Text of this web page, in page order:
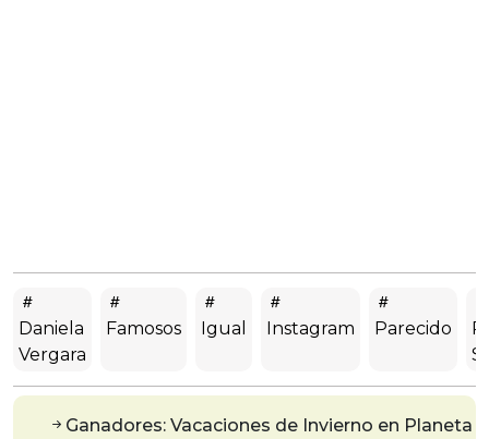
Daniela
Vergara
Famosos Igual Instagram Parecido
Ganadores: Vacaciones de Invierno en Planeta